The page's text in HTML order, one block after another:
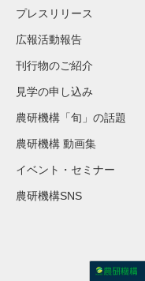
プレスリリース
広報活動報告
刊行物のご紹介
見学の申し込み
農研機構「旬」の話題
農研機構 動画集
イベント・セミナー
農研機構SNS